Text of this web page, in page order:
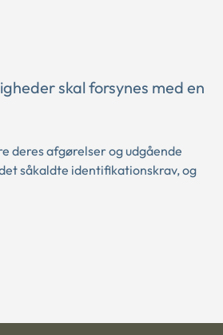
skal forsynes med en
deres afgørelser og udgående
såkaldte identifikationskrav, og